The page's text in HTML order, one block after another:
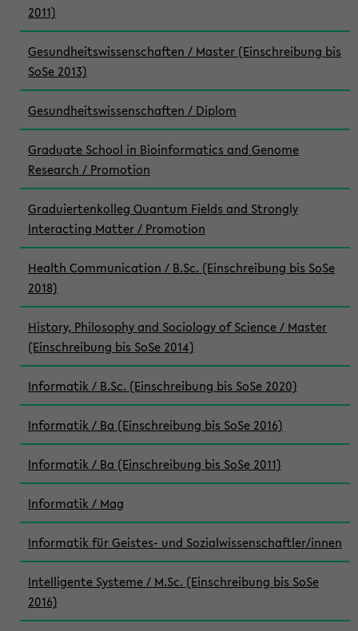
2011)
Gesundheitswissenschaften / Master (Einschreibung bis
SoSe 2013)
Gesundheitswissenschaften / Diplom
Graduate School in Bioinformatics and Genome
Research / Promotion
Graduiertenkolleg Quantum Fields and Strongly
Interacting Matter / Promotion
Health Communication / B.Sc. (Einschreibung bis SoSe
2018)
History, Philosophy and Sociology of Science / Master
(Einschreibung bis SoSe 2014)
Informatik / B.Sc. (Einschreibung bis SoSe 2020)
Informatik / Ba (Einschreibung bis SoSe 2016)
Informatik / Ba (Einschreibung bis SoSe 2011)
Informatik / Mag
Informatik für Geistes- und Sozialwissenschaftler/innen
Intelligente Systeme / M.Sc. (Einschreibung bis SoSe
2016)